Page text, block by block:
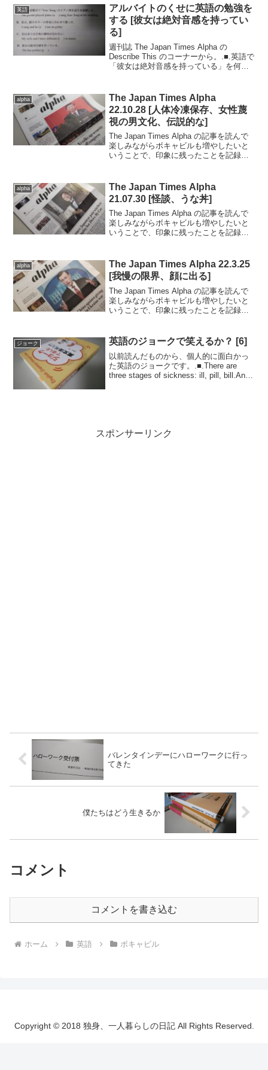
という単...
英語
アルバイトのくせに英語の勉強を
する [彼女は絶対音感を持ってい
る]
週刊誌 The Japan Times Alpha の
Describe This のコーナーから。.■.英語で
「彼女は絶対音感を持っている」を何と
alpha
The Japan Times Alpha
22.10.28 [人体冷凍保存、女性蔑
視の男文化、伝説的な]
The Japan Times Alpha の記事を読んで
楽しみながらボキャビルも増やしたいと
いうことで、印象に残ったことを記録し
来のテクノロジーに...
alpha
The Japan Times Alpha
21.07.30 [怪談、うな丼]
The Japan Times Alpha の記事を読んで
楽しみながらボキャビルも増やしたいと
いうことで、印象に残ったことを記録し
毛や手術痕で、温...
alpha
The Japan Times Alpha 22.3.25
[我慢の限界、顔に出る]
The Japan Times Alpha の記事を読んで
楽しみながらボキャビルも増やしたいと
いうことで、印象に残ったことを記録し
少年が、自作の絵本を...
ジョーク 英語のジョークで笑えるか？ [6]
以前読んだものから、個人的に面白かっ
た英語のジョークです。.■.There are
three stages of sickness: ill, pill, bill.And
スポンサーリンク
バレンタインデーにハローワークに行っ
てきた
僕たちはどう生きるか
コメント
コメントを書き込む
ホーム 英語 ボキャビル
Copyright © 2018 独身、一人暮らしの日記 All Rights Reserved.